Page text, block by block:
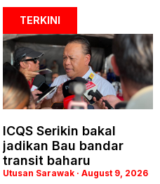
TERKINI
ICQS Serikin bakal
jadikan Bau bandar
transit baharu
Utusan Sarawak August 9, 2026